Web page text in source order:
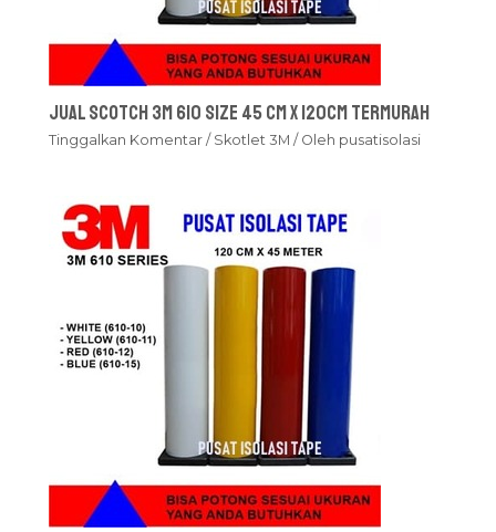
Jual Scotch 3M 610 Size 45 cm x 120cm Termurah
Tinggalkan Komentar / Skotlet 3M / Oleh pusatisolasi